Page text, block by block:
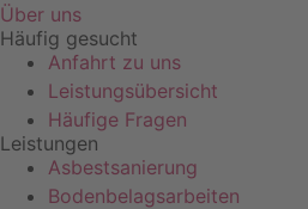
Über uns
Häufig gesucht
Anfahrt zu uns
Leistungsübersicht
Häufige Fragen
Leistungen
Asbestsanierung
Bodenbelagsarbeiten